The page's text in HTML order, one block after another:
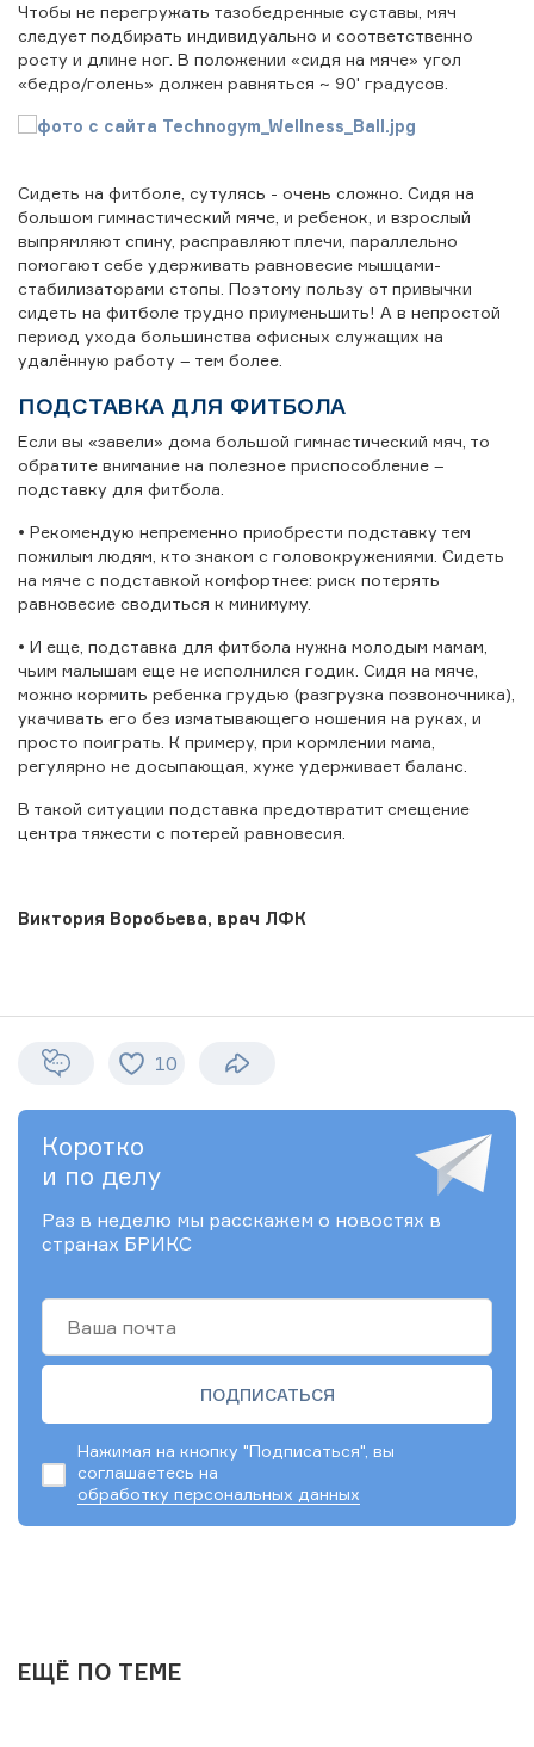
Чтобы не перегружать тазобедренные суставы, мяч
следует подбирать индивидуально и соответственно
росту и длине ног. В положении «сидя на мяче» угол
«бедро/голень» должен равняться ~ 90' градусов.
Сидеть на фитболе, сутулясь - очень сложно. Сидя на
большом гимнастический мяче, и ребенок, и взрослый
выпрямляют спину, расправляют плечи, параллельно
помогают себе удерживать равновесие мышцами-
стабилизаторами стопы. Поэтому пользу от привычки
сидеть на фитболе трудно приуменьшить! А в непростой
период ухода большинства офисных служащих на
удалённую работу – тем более.
ПОДСТАВКА ДЛЯ ФИТБОЛА
Если вы «завели» дома большой гимнастический мяч, то
обратите внимание на полезное приспособление –
подставку для фитбола.
• Рекомендую непременно приобрести подставку тем
пожилым людям, кто знаком с головокружениями. Сидеть
на мяче с подставкой комфортнее: риск потерять
равновесие сводиться к минимуму.
• И еще, подставка для фитбола нужна молодым мамам,
чьим малышам еще не исполнился годик. Сидя на мяче,
можно кормить ребенка грудью (разгрузка позвоночника),
укачивать его без изматывающего ношения на руках, и
просто поиграть. К примеру, при кормлении мама,
регулярно не досыпающая, хуже удерживает баланс.
В такой ситуации подставка предотвратит смещение
центра тяжести с потерей равновесия.
Виктория Воробьева, врач ЛФК
10
Коротко
и по делу
Раз в неделю мы расскажем о новостях в
странах БРИКС
Нажимая на кнопку "Подписаться", вы
соглашаетесь на
обработку персональных данных
ЕЩЁ ПО ТЕМЕ